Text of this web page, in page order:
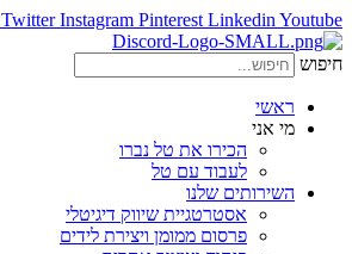
Twitter Instagram Pinterest Linkedin Youtube
חיפוש
ראשי
מי אני
הכירו את טל נברו
לעבוד עם טל
השירותים שלנו
אסטרטגיית שיווק דיגיטלי
פרסום ממומן ויצירת לידים